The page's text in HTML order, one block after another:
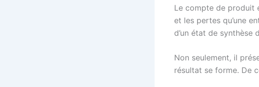
Le compte de produit
et les pertes qu’une
d’un état de synthèse
Non seulement, il
résultat se forme. De